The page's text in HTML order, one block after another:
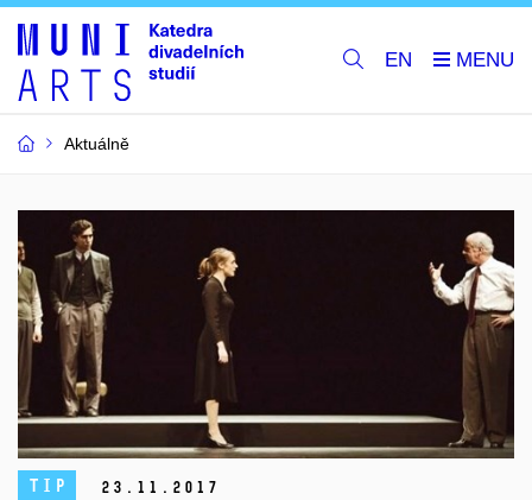
EN
Aktuálně
TIP 23. 11. 2017